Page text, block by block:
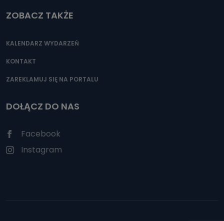
ZOBACZ TAKŻE
KALENDARZ WYDARZEŃ
KONTAKT
ZAREKLAMUJ SIĘ NA PORTALU
DOŁĄCZ DO NAS
Facebook
Instagram